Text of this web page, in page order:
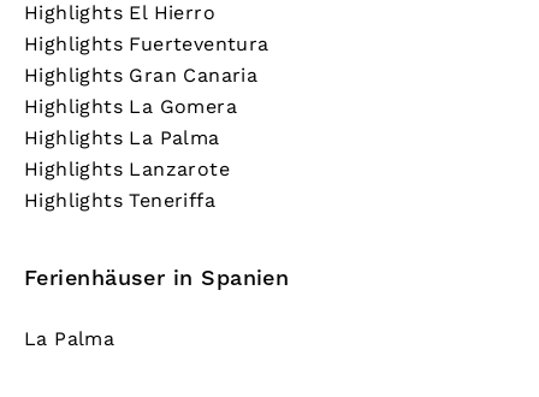
Highlights El Hierro
Highlights Fuerteventura
Highlights Gran Canaria
Highlights La Gomera
Highlights La Palma
Highlights Lanzarote
Highlights Teneriffa
Ferienhäuser in Spanien
La Palma